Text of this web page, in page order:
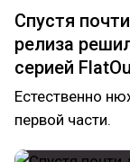
Спустя
релиза
серией
Естественно
первой части.